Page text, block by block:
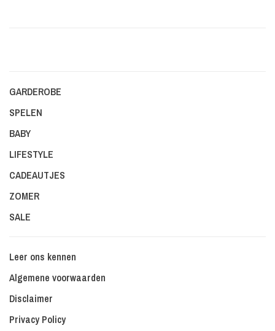
GARDEROBE
SPELEN
BABY
LIFESTYLE
CADEAUTJES
ZOMER
SALE
Leer ons kennen
Algemene voorwaarden
Disclaimer
Privacy Policy